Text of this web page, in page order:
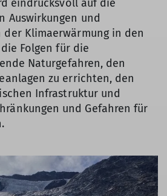
eindrucksvoll auf die
Auswirkungen und
der Klimaerwärmung in den
Folgen für die
Naturgefahren, den
zu errichten, den
Infrastruktur und
und Gefahren für